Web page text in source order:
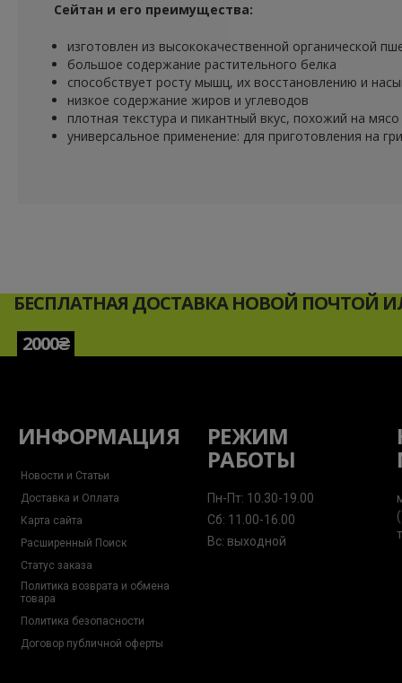
Сейтан и его преимущества:
изготовлен из высококачественной органической
большое содержание растительного белка
способствует росту мышц, их восстановлению и
низкое содержание жиров и углеводов
плотная текстура и пикантный вкус, похожий на мясо
универсальное применение: для приготовления на
БЕСПЛАТНАЯ ДОСТАВКА НОВОЙ ПОЧТОЙ
2000₴
ИНФОРМАЦИЯ
Новости и Статьи
Доставка и Оплата
Карта сайта
Расширенный Поиск
Статус заказа
Политика возврата и обмена
товара
Политика безопасности
Договор публичной оферты
РЕЖИМ
РАБОТЫ
Пн-Пт: 10.30-19.00
Сб: 11.00-16.00
Вс: выходной